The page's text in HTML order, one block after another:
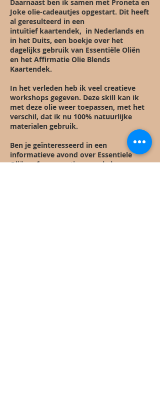
Daarnaast ben ik samen met Proneta en
Joke olie-cadeautjes opgestart. Dit heeft
al geresulteerd in een
intuïtiefkaartendek, in Nederlands en
in het Duits, een boekje over het
dagelijks gebruik van Essentiële Oliën
en het Affirmatie Olie Blends
Kaartendek.
In het verleden heb ik veel creatieve
workshops gegeven. Deze skill kan ik
met deze olie weer toepassen, met het
verschil, dat ik nu 100% natuurlijke
materialen gebruik.
Ben je geïnteresseerd in een
informatieve avond over Essentiele
Oliën, of een creatieve workshop, neem